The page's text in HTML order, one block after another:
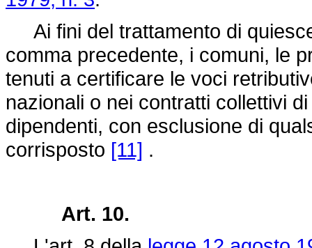
Ai fini del trattamento di
comma precedente, i comuni, le
tenuti a certificare le voci
nazionali o nei contratti collettivi
dipendenti, con esclusione di
corrisposto [11] .
Art. 10.